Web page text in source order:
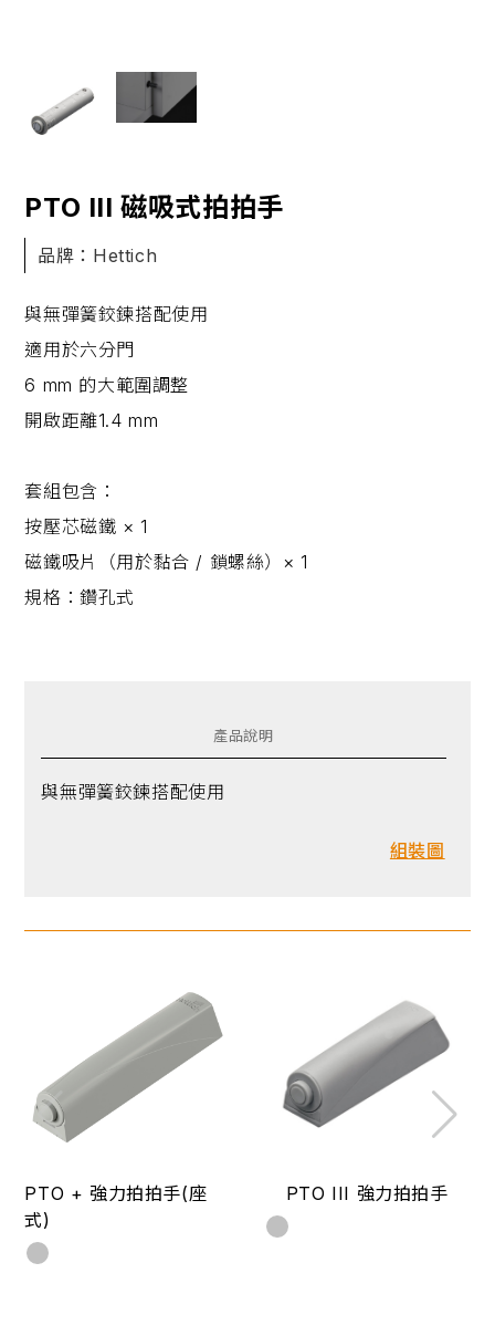
PTO III 磁吸式拍拍手
品牌：Hettich
與無彈簧鉸鍊搭配使用
適用於六分門
6 mm 的大範圍調整
開啟距離1.4 mm
套組包含：
按壓芯磁鐵 × 1
磁鐵吸片（用於黏合 / 鎖螺絲）× 1
規格：鑽孔式
產品說明
與無彈簧鉸鍊搭配使用
組裝圖
PTO + 強力拍拍手(座
式)
PTO III 強力拍拍手